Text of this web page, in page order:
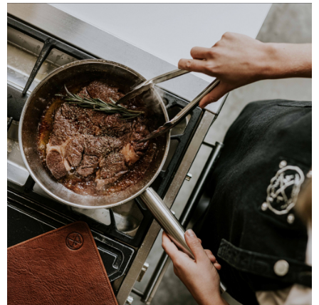
流程，驗證手機門號後，選擇欲分期的期數、繳款截止日，確認付款後即完
成交易。
3.實際核准額度、可分期數及費用金額請依後續交易確認頁面所載為準。
4.訂單成立30分鐘內，如未前往確認交易或遇審核未通過，訂單將自動取
消。如遇「轉專審核」未通過狀況，表示未達大哥付你分期系統評分，恕無
法說明評估內容。
【繳款方式說明】
1.分期款項不併入電信帳單，「大哥付你分期」於每月結算日後寄送繳費提
醒簡訊。
2.透過簡訊連結打開帳單後，可選擇「超商條碼／台灣大直營門市／銀行轉
帳／街口支付／iPASS MONEY」等通路繳費。
【注意事項】
1.本服務係由「台灣大哥大股份有限公司」（以下簡稱本公司）所提供，讓
用戶於交易時，得透過本服務購買商品或服務，並由商店將買賣／分期付款
買賣價金債權讓與本公司後，依約使用本公司帳單繳交帳款。
2.基於同意付款使用「大哥付你分期」之契約關係目的，商店將以您的個人
資料（包含姓名、電話或地址）提供予台灣大哥大進項蒐集、處理及利用，
由本公司與您本人進行分期帳單所需資料之確認、核對及更正。
3.完整用戶服務條款，請詳閱以下連結：https://oppay.tw/userRule
【關於「AFTEE先享後付」】
AFTEE先享後付是「在收到商品之後才付款」的支付方式。 讓您購物簡單
便利好安心！
１．簡單：不需註冊會員、不需綁卡、不需儲值。
２．便利：只要手機號碼，簡訊認證，即可結帳。
３．安心：先確認商品／服務後，再付款。
【「AFTEE先享後付」結帳流程】
１．於結帳方式選擇「AFTEE先享後付」後，將跳轉至「AFTEE先享後付」
結帳頁面，進行簡訊認證並確認金額後，即可完成結帳。
２．訂單成立數日內，您將收到繳費通知簡訊。
３．收到繳費通知簡訊後14天內，點擊此簡訊中的連結，可透過四大超商／
ATM／網路銀行／等多元方式進行付款，方視為交易完成。
※ 請注意：結帳手續完成當下不需立刻繳費，但若您需要取消訂單，請聯絡
購買商品的店家。未經商家同意取消之訂單仍視為有效，需透過AFTEE先享
後付繳納相關費用。
※ 交易是否成功請以「AFTEE先享後付 」之結帳頁面顯示為準，若有關於
是否繳費成功／繳費後需取消欲退款等相關疑問，請聯繫「AFTEE先享後付
客戶支援中心」https://netprotections.freshdesk.com/support/home
【注意事項】
１．透過由恩沛科技股份有限公司提供之「AFTEE先享後付」服務完成之交
易，需依本服務之必要範圍內提供個人資料，並將交易相關給付款項請求債
ATM付款
運送方式
志津匠-宅配
每筆NT$100，滿NT$2,000(含以上)免運費